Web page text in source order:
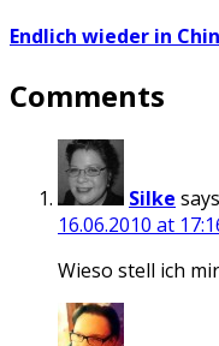
Endlich wieder in
Comments
Silke
16.06.2010 at
Wieso stell ich